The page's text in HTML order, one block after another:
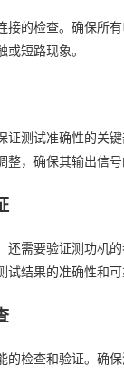
接的检查。确保所
或短路现象。
证测试准确性的关
整，确保其输出信号
还需要验证测功机
试结果的准确性和可
的检查和验证。确